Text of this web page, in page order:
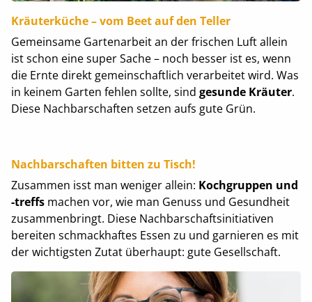
Kräuterküche – vom Beet auf den Teller
Gemeinsame Gartenarbeit an der frischen Luft allein
ist schon eine super Sache – noch besser ist es, wenn
die Ernte direkt gemeinschaftlich verarbeitet wird. Was
in keinem Garten fehlen sollte, sind gesunde Kräuter.
Diese Nachbarschaften setzen aufs gute Grün.
Nachbarschaften bitten zu Tisch!
Zusammen isst man weniger allein: Kochgruppen und
-treffsmachen vor, wie man Genuss und Gesundheit
zusammenbringt. Diese Nachbarschaftsinitiativen
bereiten schmackhaftes Essen zu und garnieren es mit
der wichtigsten Zutat überhaupt: gute Gesellschaft.